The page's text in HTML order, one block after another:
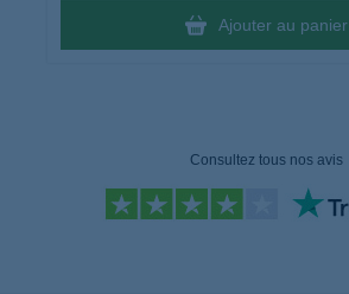
Ajouter au panier
Consultez tous nos avis